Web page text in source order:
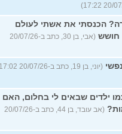
הכנסתי את אשתי לעולם
חושש
(אבי, בן 30, כתב ב-20/07/26
(יוני, בן 19, כתב ב-20/07/26 17:02)
ילדים שבאים לי בחלום, האם
(אב עובד, בן 44, כתב ב-20/07/26